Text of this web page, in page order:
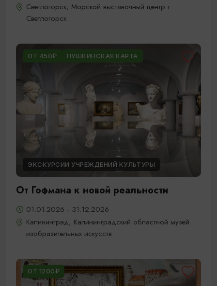
Светлогорск, Морской выставочный центр г.
Светлогорск
ОТ 450₽ ПУШКИНСКАЯ КАРТА
ЭКСКУРСИИ УЧРЕЖДЕНИЙ КУЛЬТУРЫ
От Гофмана к новой реальности
01.01.2026 - 31.12.2026
Калининград, Калининградский областной музей
изобразительных искусств
ОТ 1200₽